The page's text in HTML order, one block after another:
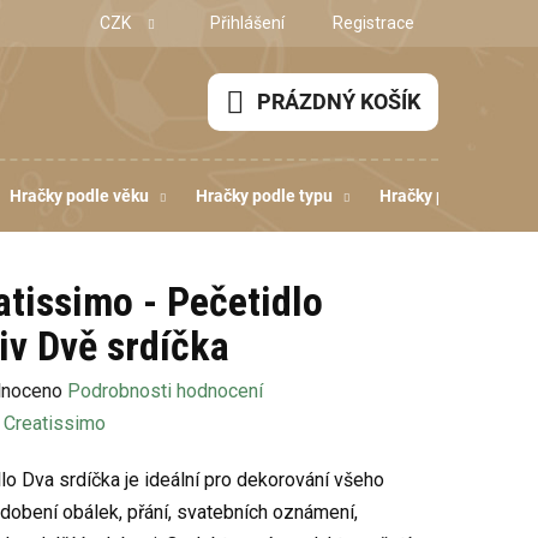
CZK Přihlášení Registrace
NÁKUPNÍ
KOŠÍK
PRÁZDNÝ KOŠÍK
Hračky podle věku Hračky podle typu Hračky podle
- Pečetidlo
Dvě srdíčka
Podrobnosti hodnocení
Creatissimo
Dva srdíčka je ideální pro dekorování všeho
obálek, přání, svatebních oznámení,